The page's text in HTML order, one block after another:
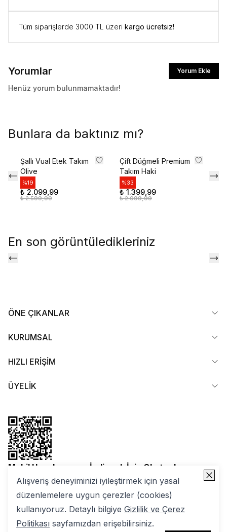
Alışveriş deneyiminizi iyileştirmek için yasal
düzenlemelere uygun çerezler (cookies)
kullanıyoruz. Detaylı bilgiye Gizlilik ve Çerez
Politikası sayfamızdan erişebilirsiniz.
Tüm siparişlerde 3000 TL üzeri kargo ücretsiz!
Yorumlar Yorum Ekle
Henüz yorum bulunmamaktadır!
Bunlara da baktınız mı?
Şallı Vual Etek Takım
Olive
%19
₺ 2.099,99
₺ 2.599,99
Çift Düğmeli Premium
Takım Haki
%33
₺ 1.399,99
₺ 2.099,99
En son görüntüledikleriniz
ÖNE ÇIKANLAR
KURUMSAL
HIZLI ERİŞİM
ÜYELİK
Mobil Uygulamamızı İndirmek İçin Okutun!